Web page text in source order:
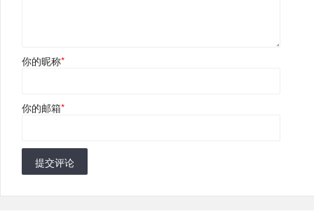
你的昵称*
你的邮箱*
提交评论